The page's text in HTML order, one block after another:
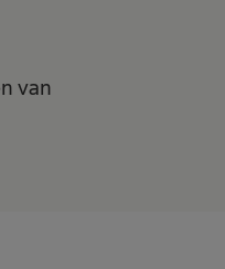
van